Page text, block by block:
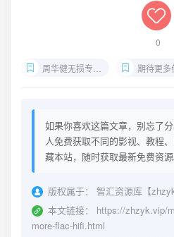
0
周华健无损专辑下载 期待更多付出
如果你喜欢这篇文章，别忘了
人免费获取不同的影视、教程
藏本站，随时获取最新免费资源
版权属于：
智汇资源库【
本文链接：
https://zhzyk.vip/
more-flac-hifi.html